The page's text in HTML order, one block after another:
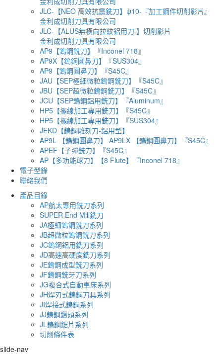
JLC-【NEO 高效抗震銑刀】ψ10-『加工鋼件切削影片』
金利成切削刀具有限公司
JLC-【ALUS無橫向拉紋鋁用刀 】切削影片
金利成切削刀具有限公司
AP9【鎢鋼銑刀】『Inconel 718』
AP9X【鎢鋼圓鼻刀】『SUS304』
AP9【鎢鋼圓鼻刀】『S45C』
JAU【SEP極細微粒鎢鋼銑刀】『S45C』
JBU【SEP超微粒鎢鋼銑刀】『S45C』
JCU【SEP鎢鋼鋁用銑刀】『Aluminum』
HP5【擺線加工專用銑刀】『S45C』
HP5【擺線加工專用銑刀】『SUS304』
JEKD【鎢鋼雕刻刀-鋁用型】
AP9L 【鎢鋼圓鼻刀】 AP9LX 【鎢鋼圓鼻刀】『S45C』
APEF【子彈銑刀】『S45C』
AP【多功能球刀】【8 Flute】『Inconel 718』
電子型錄
聯絡我們
產品目錄
AP航太專用銑刀系列
SUPER End Mill銑刀
JA極細鎢鋼銑刀系列
JB超微粒鎢鋼銑刀系列
JC鎢鋼鋁用銑刀系列
JD高速高硬度銑刀系列
JE鎢鋼成型銑刀系列
JF鎢鋼銑牙刀系列
JG複合式自動車床系列
JH焊刃式鎢鋼刀具系列
JI焊接式鎢鋼系列
JJ鎢鋼鑽頭系列
JL鎢鋼鋸片系列
切削條件表
slide-nav